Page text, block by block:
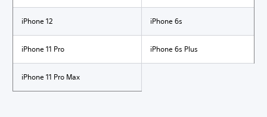
iPhone 12 iPhone 6s
iPhone 11 Pro iPhone 6s Plus
iPhone 11 Pro Max